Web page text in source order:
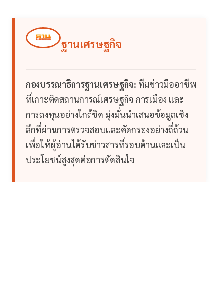
ฐานเศรษฐกิจ
กองบรรณาธิการฐานเศรษฐกิจ: ทีมข่าวมืออาชีพ
ที่เกาะติดสถานการณ์เศรษฐกิจ การเมือง และ
การลงทุนอย่างใกล้ชิด มุ่งมั่นนำเสนอข้อมูลเชิง
ลึกที่ผ่านการตรวจสอบและคัดกรองอย่างถี่ถ้วน
เพื่อให้ผู้อ่านได้รับข่าวสารที่รอบด้านและเป็น
ประโยชน์สูงสุดต่อการตัดสินใจ